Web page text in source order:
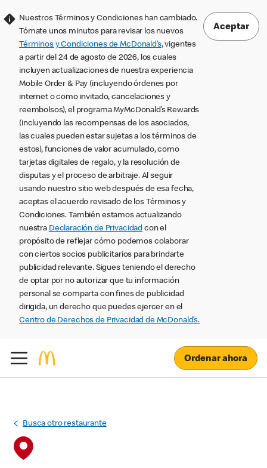
Nuestros Términos y Condiciones han cambiado.
Tómate unos minutos para revisar los nuevos
Términos y Condiciones de McDonald’s, vigentes
a partir del 24 de agosto de 2026, los cuales
incluyen actualizaciones de nuestra experiencia
Mobile Order & Pay (incluyendo órdenes por
internet o como invitado, cancelaciones y
reembolsos), el programa MyMcDonald’s Rewards
(incluyendo las recompensas de los asociados,
las cuales pueden estar sujetas a los términos de
estos), funciones de valor acumulado, como
tarjetas digitales de regalo, y la resolución de
disputas y el proceso de arbitraje. Al seguir
usando nuestro sitio web después de esa fecha,
aceptas el acuerdo revisado de los Términos y
Condiciones. También estamos actualizando
nuestra Declaración de Privacidad con el
propósito de reflejar cómo podemos colaborar
con ciertos socios publicitarios para brindarte
publicidad relevante. Sigues teniendo el derecho
de optar por no autorizar que tu información
personal se comparta con fines de publicidad
dirigida, un derecho que puedes ejercer en el
Centro de Derechos de Privacidad de McDonald’s.
Aceptar
Ordenar ahora
Busca otro restaurante